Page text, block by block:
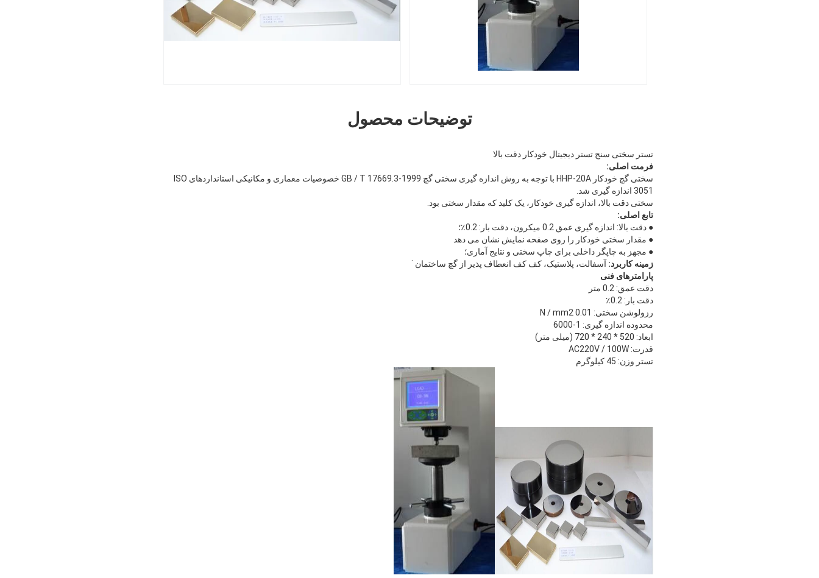
توضیحات محصول
تستر سختی سنج تستر دیجیتال خودکار دقت بالا
فرمت اصلی:
سختی گچ خودکار HHP-20A با توجه به روش اندازه گیری سختی گچ GB / T 17669.3-1999 خصوصیات معماری و مکانیکی استانداردهای ISO
3051 اندازه گیری شد.
سختی دقت بالا، اندازه گیری خودکار، یک کلید که مقدار سختی بود.
تابع اصلی:
● دقت بالا: اندازه گیری عمق 0.2 میکرون، دقت بار: 0.2٪؛
● مقدار سختی خودکار را روی صفحه نمایش نشان می دهد
● مجهز به چاپگر داخلی برای چاپ سختی و نتایج آماری؛
زمینه کاربرد: آسفالت، پلاستیک، کف کف انعطاف پذیر از گچ ساختمان ˙
پارامترهای فنی
دقت عمق: 0.2 متر
دقت بار: 0.2٪
رزولوشن سختی: 0.01 N / mm2
محدوده اندازه گیری: 1-6000
ابعاد: 520 * 240 * 720 (میلی متر)
قدرت: AC220V / 100W
تستر وزن: 45 کیلوگرم